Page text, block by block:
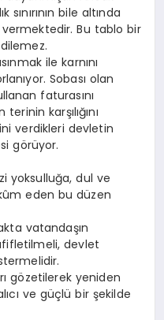
bile altında
Bu tablo bir
ile karnını
Sobası olan
faturasını
karşılığını
verdikleri devletin
görüyor.
yoksulluğa, dul ve
eden bu düzen
vatandaşın
devlet
gözetilerek yeniden
ve güçlü bir şekilde